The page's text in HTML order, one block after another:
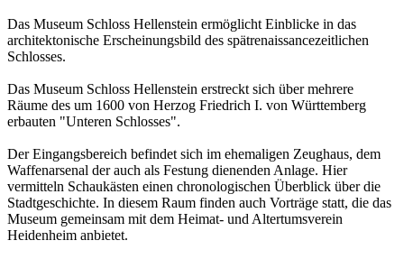
Das Museum Schloss Hellenstein ermöglicht Einblicke in das
architektonische Erscheinungsbild des spätrenaissancezeitlichen
Schlosses.
Das Museum Schloss Hellenstein erstreckt sich über mehrere
Räume des um 1600 von Herzog Friedrich I. von Württemberg
erbauten "Unteren Schlosses".
Der Eingangsbereich befindet sich im ehemaligen Zeughaus, dem
Waffenarsenal der auch als Festung dienenden Anlage. Hier
vermitteln Schaukästen einen chronologischen Überblick über die
Stadtgeschichte. In diesem Raum finden auch Vorträge statt, die das
Museum gemeinsam mit dem Heimat- und Altertumsverein
Heidenheim anbietet.